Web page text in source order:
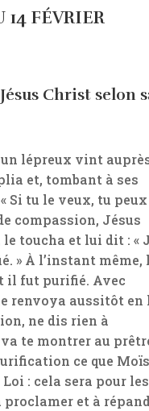
FÉVRIER
Christ selon
lépreux vint
et, tombant à ses
Si tu le veux, tu peux
compassion, Jésus
toucha et lui dit : «
» À l’instant même,
il fut purifié. Avec
renvoya aussitôt en
ne dis rien à
te montrer au
ce que
: cela sera pour
et à